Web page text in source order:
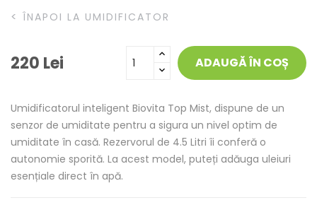
< ÎNAPOI LA UMIDIFICATOR
220 Lei ADAUGĂ ÎN COȘ
Umidificatorul inteligent Biovita Top Mist, dispune de un
senzor de umiditate pentru a sigura un nivel optim de
umiditate în casă. Rezervorul de 4.5 Litri îi conferă o
autonomie sporită. La acest model, puteți adăuga uleiuri
esențiale direct în apă.